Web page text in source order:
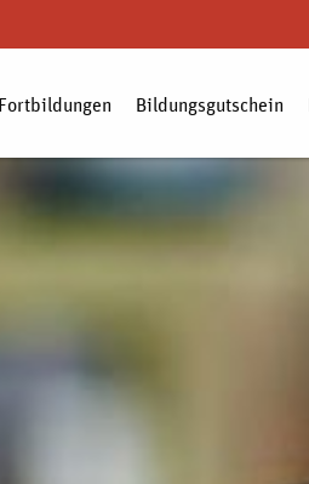
Fortbildungen Bildungsgutschein